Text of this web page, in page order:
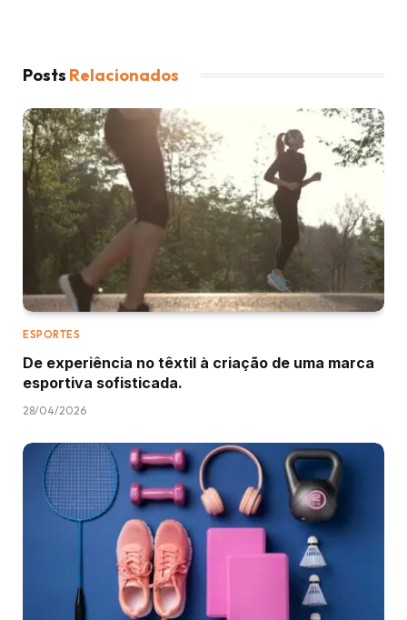
Posts Relacionados
ESPORTES
De experiência no têxtil à criação de uma marca
esportiva sofisticada.
28/04/2026